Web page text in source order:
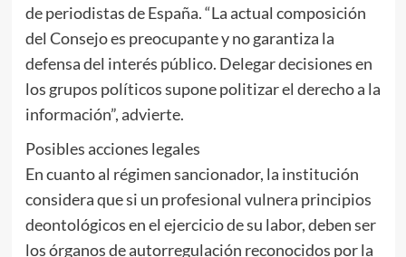
de periodistas de España. “La actual composición
del Consejo es preocupante y no garantiza la
defensa del interés público. Delegar decisiones en
los grupos políticos supone politizar el derecho a la
información”, advierte.
Posibles acciones legales
En cuanto al régimen sancionador, la institución
considera que si un profesional vulnera principios
deontológicos en el ejercicio de su labor, deben ser
los órganos de autorregulación reconocidos por la